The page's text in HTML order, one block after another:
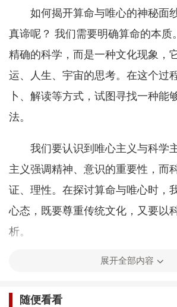
如何揭开算命与唯心的神秘面
真谛呢？ 我们需要明确算命的本质
精确的科学，而是一种文化现象，
运、人生、宇宙的思考。在这个过
卜、解读等方式，试图寻找一种能
法。
我们要认识到唯心主义与科学
主义强调精神、意识的重要性，而
证、理性。在探讨算命与唯心时，
心态，既要尊重传统文化，又要以
析。
算命在现代社会的意义
在现代社会，算命依然具有一
展开全部内容
随便看看